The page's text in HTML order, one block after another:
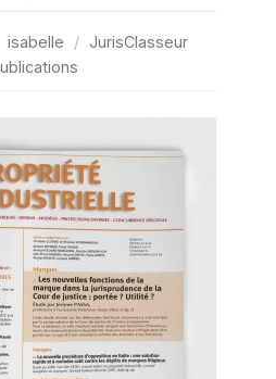
isabelle
JurisClasseur